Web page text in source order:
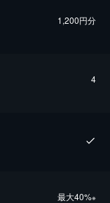
1,200円分
4
最⼤40%※